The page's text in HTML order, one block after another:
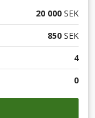
20 000 SEK
850 SEK
4
0